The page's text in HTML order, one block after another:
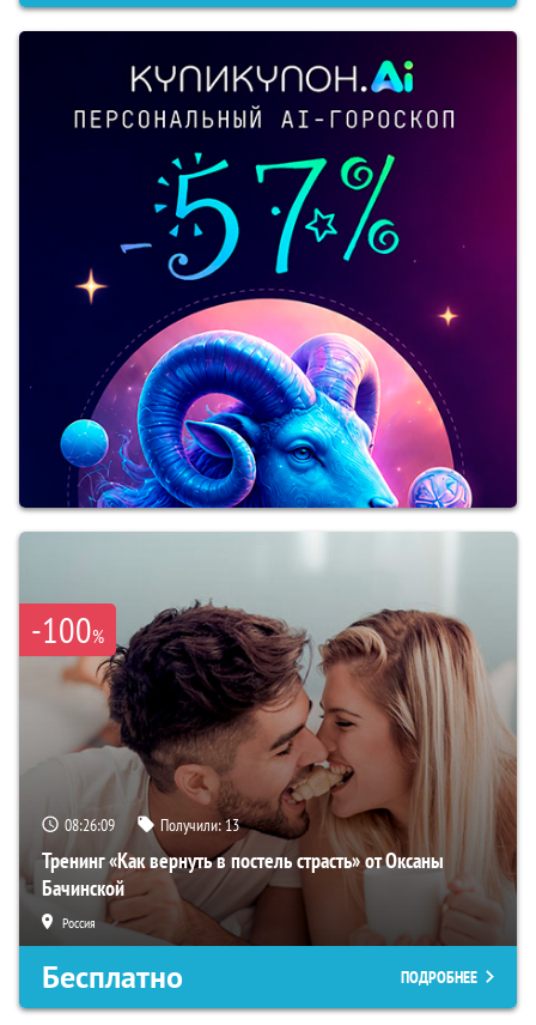
-100%
08:26:07 Получили:13
Тренинг «Как вернуть в постель страсть» от Оксаны
Бачинской
Россия
Бесплатно ПОДРОБНЕЕ